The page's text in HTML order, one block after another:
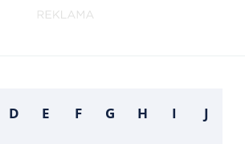
D E F G H I J